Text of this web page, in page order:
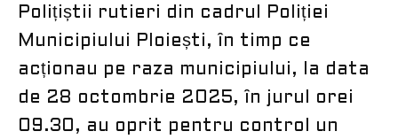
Polițiștii rutieri din cadrul Poliției
Municipiului Ploiești, în timp ce
acționau pe raza municipiului, la data
de 28 octombrie 2025, în jurul orei
09.30, au oprit pentru control un